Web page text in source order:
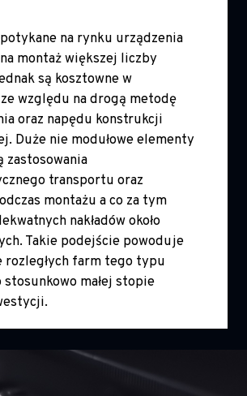
na rynku urządzenia
montaż większej liczby
są kosztowne w
względu na drogą metodę
oraz napędu konstrukcji
Duże nie modułowe elementy
zastosowania
transportu oraz
montażu a co za tym
nakładów około
Takie podejście powoduje
rozległych farm tego typu
małej stopie